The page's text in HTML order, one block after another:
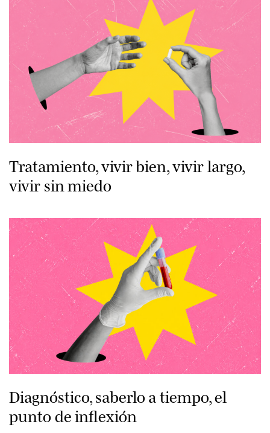
Tratamiento, vivir bien, vivir largo,
vivir sin miedo
Diagnóstico, saberlo a tiempo, el
punto de inflexión